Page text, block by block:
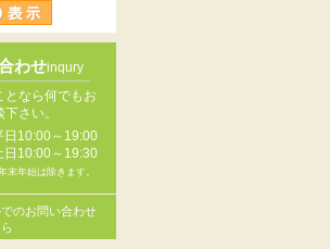
わせinqury
となら何でもお
さい。
日10:00～19:00
日10:00～19:30
末年始は除きます。
でのお問い合わせ